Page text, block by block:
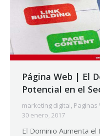
Página Web | El
Potencial en el
marketing digital, Paginas
30 enero, 2017
El Dominio Aumenta el